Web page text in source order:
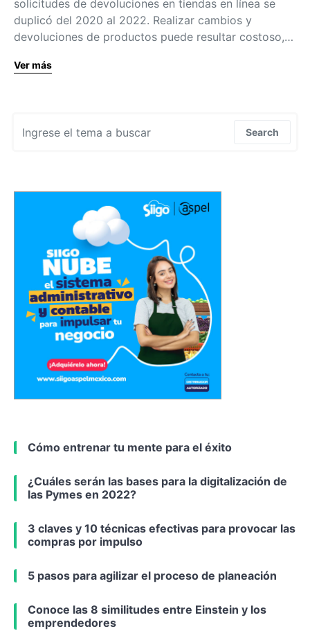
solicitudes de devoluciones en tiendas en línea se
duplicó del 2020 al 2022. Realizar cambios y
devoluciones de productos puede resultar costoso,…
Ver más
Search
Cómo entrenar tu mente para el éxito
¿Cuáles serán las bases para la digitalización de
las Pymes en 2022?
3 claves y 10 técnicas efectivas para provocar las
compras por impulso
5 pasos para agilizar el proceso de planeación
Conoce las 8 similitudes entre Einstein y los
emprendedores